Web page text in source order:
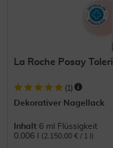
La Roche Posay
(1)
Dekorativer Nagellack
Inhalt 6 ml Flüssigkeit
0.006 l
(2.150,00 € / 1 l)